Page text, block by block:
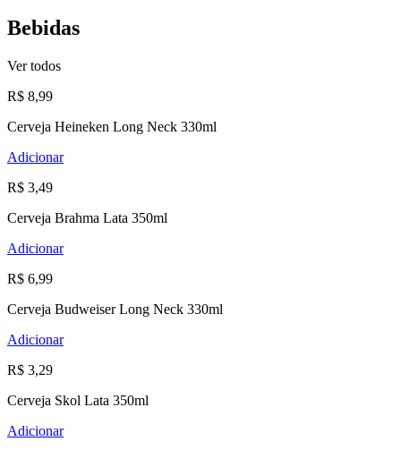
Bebidas
Ver todos
R$ 8,99
Cerveja Heineken Long Neck 330ml
Adicionar
R$ 3,49
Cerveja Brahma Lata 350ml
Adicionar
R$ 6,99
Cerveja Budweiser Long Neck 330ml
Adicionar
R$ 3,29
Cerveja Skol Lata 350ml
Adicionar